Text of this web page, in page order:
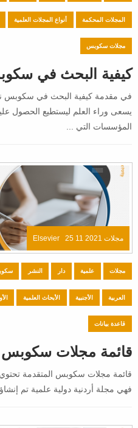
المجلات المحكمة أنواع المجلات العلمية
مجلات سكوبس
كيفية البحث في
في مقدمة كيفية البحث في سكوبس
يسعى وراء العلم ليستطيع الحصول
المؤسسات التي ...
مجلات Elsevier 25 11 2021
مجلات علمية دار النشر
العربية الأجنبية الأبحاث العلمية
قاعدة بيانات
قائمة مجلات سكوبس
فهي مجلة أردنية دولية علمية تم إنشاؤها